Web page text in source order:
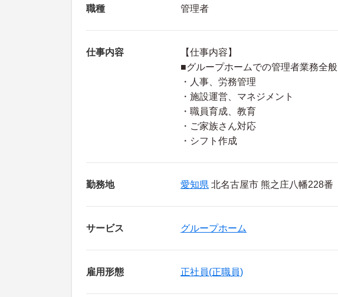
職種 管理者
仕事内容
【仕事内容】
■グループホームでの管理者業務全般
・人事、労務管理
・施設運営、マネジメント
・職員育成、教育
・ご家族さん対応
・シフト作成
勤務地 愛知県 北名古屋市 熊之庄八幡228番
サービス グループホーム
雇用形態 正社員(正職員)